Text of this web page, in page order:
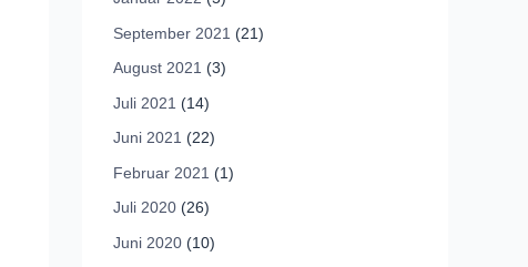
September 2021 (21)
August 2021 (3)
Juli 2021 (14)
Juni 2021 (22)
Februar 2021 (1)
Juli 2020 (26)
Juni 2020 (10)